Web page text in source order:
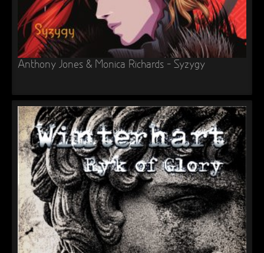
► Maschinenherz
Oberer Totpunkt
► Der Siebte Tag
Oberer Totpunkt
Langfristig gesehen (sind wir alle tot)
Oberer Totpunkt
►
Oberer Totpunkt
► Teufels Lehrerin
Oberer Totpunkt
► Zeit verfliegt
Oberer Totpunkt
► Untergehen
Oberer Totpunkt
► Geisterfahrt
Oberer Totpunkt
► Gevatter Tod
Oberer Totpunkt
►
Anthony Jones & Monica Richards – Syzygy